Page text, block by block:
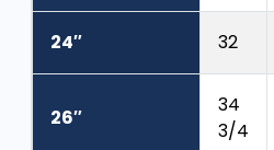
24″ 32
26″
34
3/4